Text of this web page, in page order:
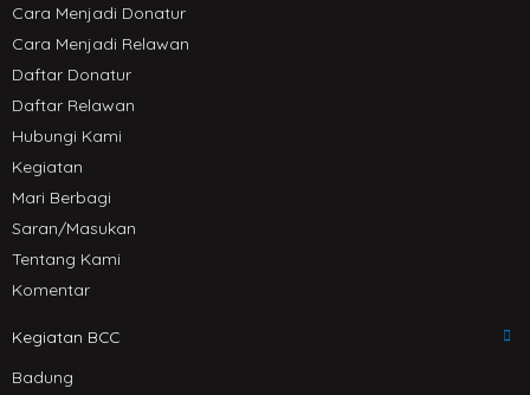
Cara Menjadi Donatur
Cara Menjadi Relawan
Daftar Donatur
Daftar Relawan
Hubungi Kami
Kegiatan
Mari Berbagi
Saran/Masukan
Tentang Kami
Komentar
Kegiatan BCC
Badung